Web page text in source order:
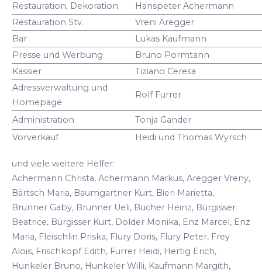
Restauration, Dekoration
Hanspeter Achermann
Restauration Stv.
Vreni Aregger
Bar
Lukas Kaufmann
Presse und Werbung
Bruno Pormtann
Kassier
Tiziano Ceresa
Adressverwaltung und
Homepage
Rolf Furrer
Administration
Tonja Gander
Vorverkauf
Heidi und Thomas Wyrsch
und viele weitere Helfer:
Achermann Christa, Achermann Markus, Aregger Vreny,
Bärtsch Maria, Baumgartner Kurt, Bieri Marietta,
Brunner Gaby, Brunner Ueli, Bucher Heinz, Bürgisser
Beatrice, Bürgisser Kurt, Dolder Monika, Enz Marcel, Enz
Maria, Fleischlin Priska, Flury Doris, Flury Peter, Frey
Alois, Frischkopf Edith, Furrer Heidi, Hertig Erich,
Hunkeler Bruno, Hunkeler Willi, Kaufmann Margith,